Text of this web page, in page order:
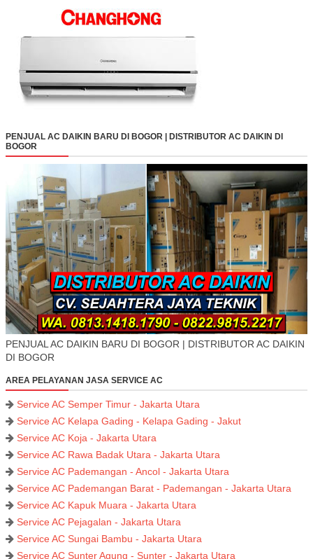
PENJUAL AC DAIKIN BARU DI BOGOR | DISTRIBUTOR AC DAIKIN DI
BOGOR
PENJUAL AC DAIKIN BARU DI BOGOR | DISTRIBUTOR AC DAIKIN
DI BOGOR
AREA PELAYANAN JASA SERVICE AC
Service AC Semper Timur - Jakarta Utara
Service AC Kelapa Gading - Kelapa Gading - Jakut
Service AC Koja - Jakarta Utara
Service AC Rawa Badak Utara - Jakarta Utara
Service AC Pademangan - Ancol - Jakarta Utara
Service AC Pademangan Barat - Pademangan - Jakarta Utara
Service AC Kapuk Muara - Jakarta Utara
Service AC Pejagalan - Jakarta Utara
Service AC Sungai Bambu - Jakarta Utara
Service AC Sunter Agung - Sunter - Jakarta Utara